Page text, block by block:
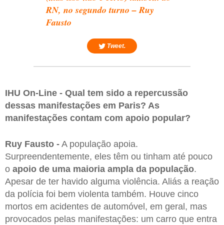
RN, no segundo turno – Ruy
Fausto
Tweet.
IHU On-Line - Qual tem sido a repercussão
dessas manifestações em Paris? As
manifestações contam com apoio popular?
Ruy Fausto - A população apoia.
Surpreendentemente, eles têm ou tinham até pouco
o apoio de uma maioria ampla da população.
Apesar de ter havido alguma violência. Aliás a reação
da polícia foi bem violenta também. Houve cinco
mortos em acidentes de automóvel, em geral, mas
provocados pelas manifestações: um carro que entra